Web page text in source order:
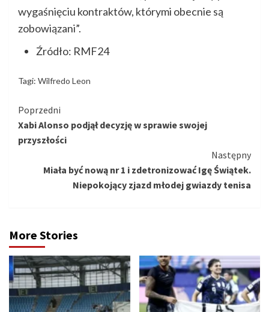
wygaśnięciu kontraktów, którymi obecnie są
zobowiązani”.
Źródło: RMF24
Tagi: Wilfredo Leon
Kontynuuj
czytanie
Poprzedni
Xabi Alonso podjął decyzję w sprawie swojej
przyszłości
Następny
Miała być nową nr 1 i zdetronizować Igę Świątek.
Niepokojący zjazd młodej gwiazdy tenisa
More Stories